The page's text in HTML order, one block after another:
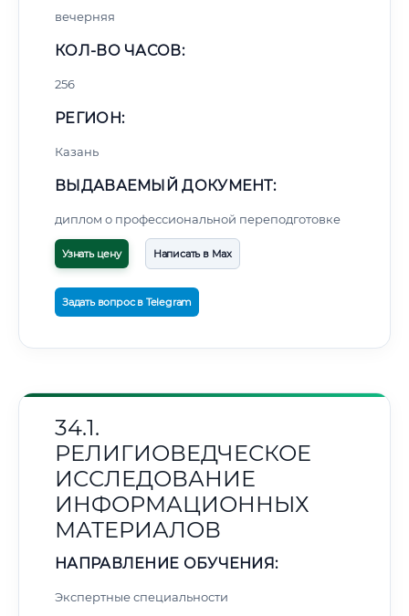
вечерняя
КОЛ-ВО ЧАСОВ:
256
РЕГИОН:
Казань
ВЫДАВАЕМЫЙ ДОКУМЕНТ:
диплом о профессиональной переподготовке
Узнать цену Написать в Max
Задать вопрос в Telegram
34.1.
РЕЛИГИОВЕДЧЕСКОЕ
ИССЛЕДОВАНИЕ
ИНФОРМАЦИОННЫХ
МАТЕРИАЛОВ
НАПРАВЛЕНИЕ ОБУЧЕНИЯ:
Экспертные специальности